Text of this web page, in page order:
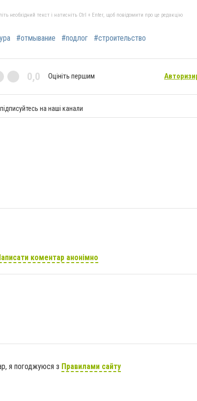
необхідний текст і натисніть Ctrl + Enter, щоб повідомити про це редакцію
#отмывание #подлог #строительство
0,0 Оцініть першим
на наші канали
коментар анонімно
я погоджуюся з Правилами сайту